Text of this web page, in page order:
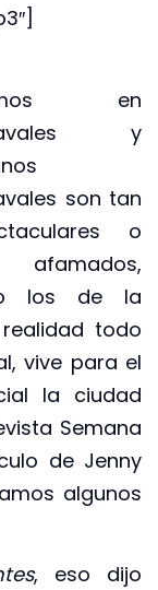
en
y
son tan
o
los de la
todo
vive para el
la ciudad
Semana
de Jenny
algunos
, eso dijo